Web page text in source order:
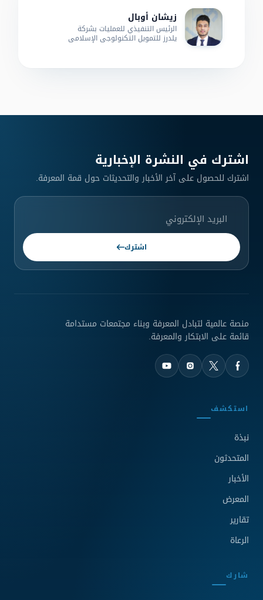
زيشان أوبال
الرئيس التنفيذي للعمليات بشركة
يلدرز للتمويل التكنولوجي الإسلامي
اشترك في النشرة الإخبارية‎
اشترك للحصول على آخر الأخبار والتحديثات حول قمة المعرفة.
اشترك
منصة عالمية لتبادل المعرفة وبناء مجتمعات مستدامة
قائمة على الابتكار والمعرفة.
استكشف
نبذة‎
المتحدثون
الأخبار
المعرض
تقارير
الرعاة
شارك